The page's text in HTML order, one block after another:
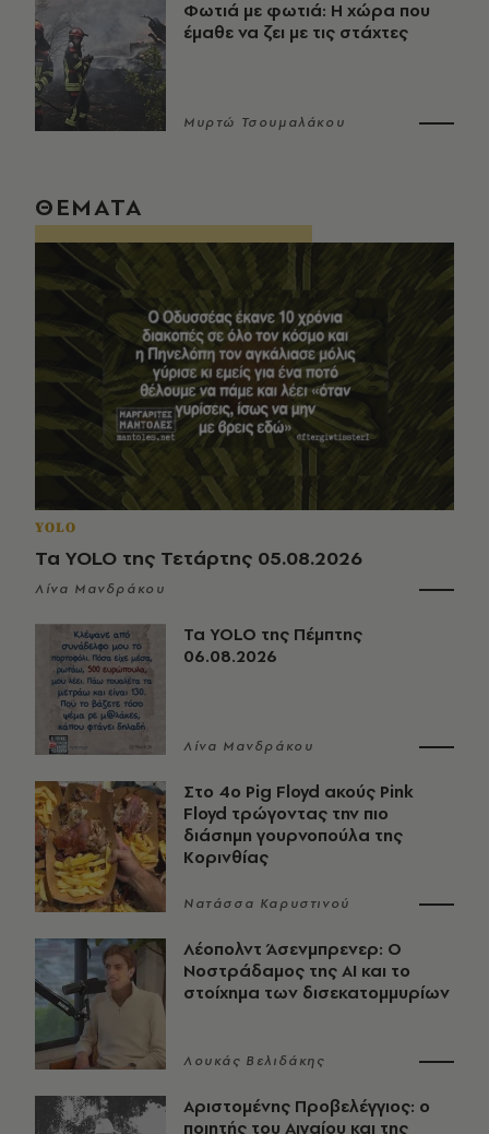
Φωτιά με φωτιά: Η χώρα που
έμαθε να ζει με τις στάχτες
Μυρτώ Τσουμαλάκου
ΘΕΜΑΤΑ
YOLO
Τα YOLO της Τετάρτης 05.08.2026
Λίνα Μανδράκου
Τα YOLO της Πέμπτης
06.08.2026
Λίνα Μανδράκου
Στο 4ο Pig Floyd ακούς Pink
Floyd τρώγοντας την πιο
διάσημη γουρνοπούλα της
Κορινθίας
Νατάσσα Καρυστινού
Λέοπολντ Άσενμπρενερ: Ο
Νοστράδαμος της AI και το
στοίχημα των δισεκατομμυρίων
Λουκάς Βελιδάκης
Αριστομένης Προβελέγγιος: ο
ποιητής του Αιγαίου και της